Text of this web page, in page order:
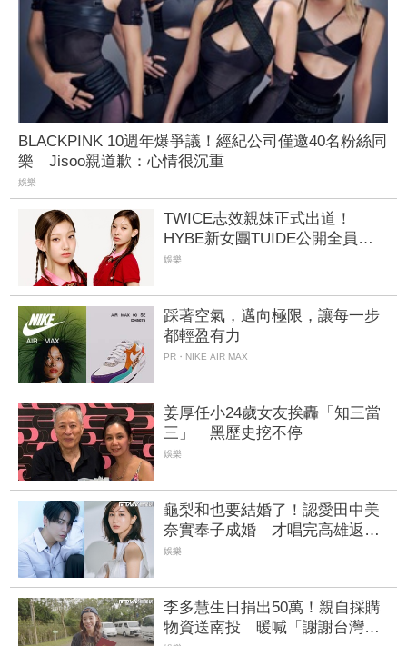
BLACKPINK 10週年爆爭議！經紀公司僅邀40名粉絲同
樂 Jisoo親道歉：心情很沉重
娛樂
TWICE志效親妹正式出道！
HYBE新女團TUIDE公開全員
粉絲嗨喊：強大的家族基因
娛樂
踩著空氣，邁向極限，讓每一步
都輕盈有力
PR・NIKE AIR MAX
姜厚任小24歲女友挨轟「知三當
三」 黑歷史挖不停
娛樂
龜梨和也要結婚了！認愛田中美
奈實奉子成婚 才唱完高雄返日
拋雙喜震撼彈
娛樂
李多慧生日捐出50萬！親自採購
物資送南投 暖喊「謝謝台灣」